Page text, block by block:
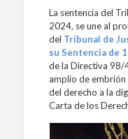
La sentencia del
2024, se une al
del Tribunal de
su Sentencia de
de la Directiva 98/
amplio de
del derecho a la
Carta de los